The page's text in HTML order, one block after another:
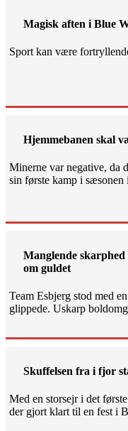
Magisk aften i Blue
Sport kan være
Hjemmebanen skal
Minerne var negative, da
sin første kamp i
Manglende
om guldet
Team Esbjerg stod med
glippede. Uskarp
Skuffelsen fra i fjor
Med en storsejr i det
der gjort klart til en fest i